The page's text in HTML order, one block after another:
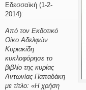
Εδεσσαϊκή (1-2-
2014):
Από τον Εκδοτικό
Οίκο Αδελφών
Κυριακίδη
κυκλοφόρησε το
βιβλίο της κυρίας
Αντωνίας Παπαδάκη
με τίτλο: «Η χρήση